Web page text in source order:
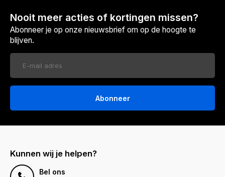
Nooit meer acties of kortingen missen?
Abonneer je op onze nieuwsbrief om op de hoogte te
blijven.
Abonneer
Kunnen wij je helpen?
Bel ons